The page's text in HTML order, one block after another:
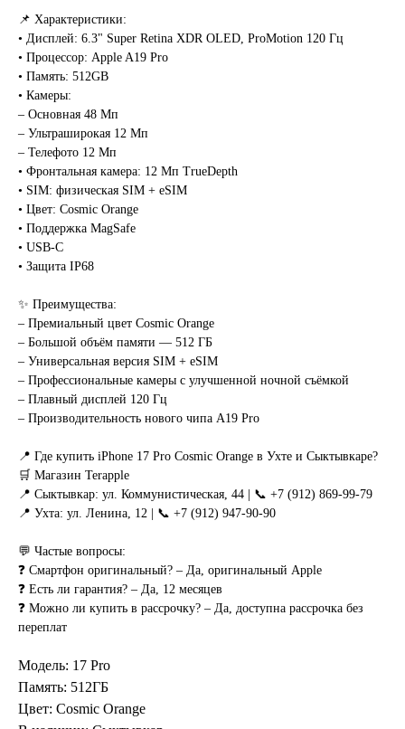
📌 Характеристики:
• Дисплей: 6.3" Super Retina XDR OLED, ProMotion 120 Гц
• Процессор: Apple A19 Pro
• Память: 512GB
• Камеры:
– Основная 48 Мп
– Ультраширокая 12 Мп
– Телефото 12 Мп
• Фронтальная камера: 12 Мп TrueDepth
• SIM: физическая SIM + eSIM
• Цвет: Cosmic Orange
• Поддержка MagSafe
• USB-C
• Защита IP68
✨ Преимущества:
– Премиальный цвет Cosmic Orange
– Большой объём памяти — 512 ГБ
– Универсальная версия SIM + eSIM
– Профессиональные камеры с улучшенной ночной съёмкой
– Плавный дисплей 120 Гц
– Производительность нового чипа A19 Pro
📍 Где купить iPhone 17 Pro Cosmic Orange в Ухте и Сыктывкаре?
🛒 Магазин Terapple
📍 Сыктывкар: ул. Коммунистическая, 44 | 📞 +7 (912) 869-99-79
📍 Ухта: ул. Ленина, 12 | 📞 +7 (912) 947-90-90
💬 Частые вопросы:
❓ Смартфон оригинальный? – Да, оригинальный Apple
❓ Есть ли гарантия? – Да, 12 месяцев
❓ Можно ли купить в рассрочку? – Да, доступна рассрочка без
переплат
Модель: 17 Pro
Память: 512ГБ
Цвет: Cosmic Orange